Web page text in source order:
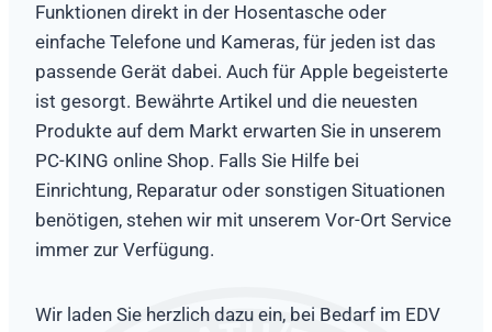
Funktionen direkt in der Hosentasche oder
einfache Telefone und Kameras, für jeden ist das
passende Gerät dabei. Auch für Apple begeisterte
ist gesorgt. Bewährte Artikel und die neuesten
Produkte auf dem Markt erwarten Sie in unserem
PC-KING online Shop. Falls Sie Hilfe bei
Einrichtung, Reparatur oder sonstigen Situationen
benötigen, stehen wir mit unserem Vor-Ort Service
immer zur Verfügung.
Wir laden Sie herzlich dazu ein, bei Bedarf im EDV